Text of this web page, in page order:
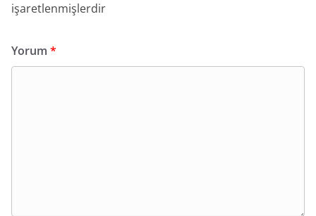
işaretlenmişlerdir
Yorum *